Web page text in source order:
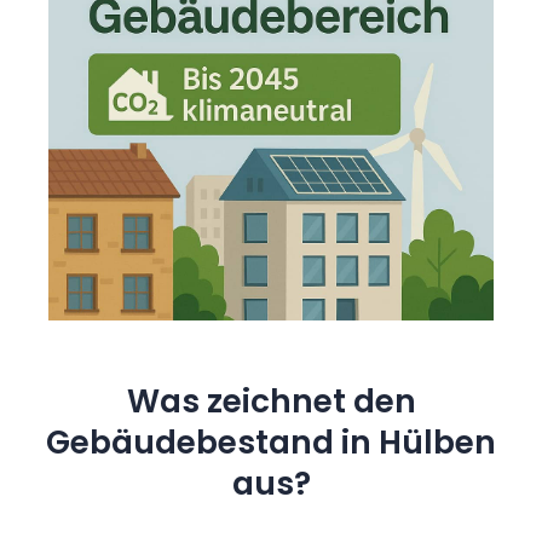
Was zeichnet den
Gebäudebestand in Hülben
aus?